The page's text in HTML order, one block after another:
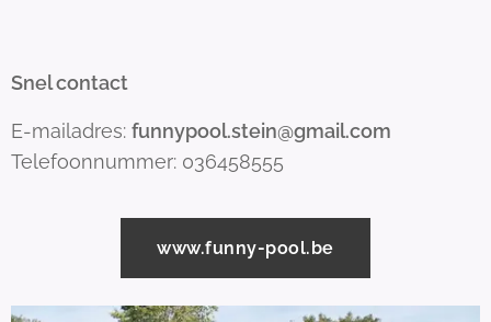
Snel contact
E-mailadres: funnypool.stein@gmail.com
Telefoonnummer: 036458555
www.funny-pool.be